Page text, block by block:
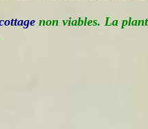
non viables. La